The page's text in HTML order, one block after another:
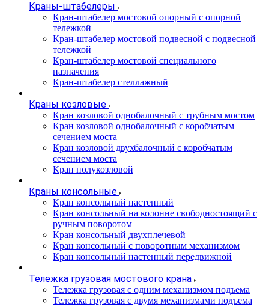
Краны-штабелеры
Кран-штабелер мостовой опорный с опорной
тележкой
Кран-штабелер мостовой подвесной с подвесной
тележкой
Кран-штабелер мостовой специального
назначения
Кран-штабелер стеллажный
Краны козловые
Кран козловой однобалочный с трубным мостом
Кран козловой однобалочный с коробчатым
сечением моста
Кран козловой двухбалочный с коробчатым
сечением моста
Кран полукозловой
Краны консольные
Кран консольный настенный
Кран консольный на колонне свободностоящий с
ручным поворотом
Кран консольный двухплечевой
Кран консольный с поворотным механизмом
Кран консольный настенный передвижной
Тележка грузовая мостового крана
Тележка грузовая с одним механизмом подъема
Тележка грузовая с двумя механизмами подъема